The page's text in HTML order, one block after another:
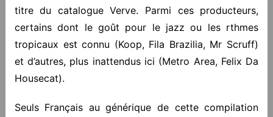
titre du catalogue Verve. Parmi ces producteurs,
certains dont le goût pour le jazz ou les rthmes
tropicaux est connu (Koop, Fila Brazilia, Mr Scruff)
et d’autres, plus inattendus ici (Metro Area, Felix Da
Housecat).
Seuls Français au générique de cette compilation